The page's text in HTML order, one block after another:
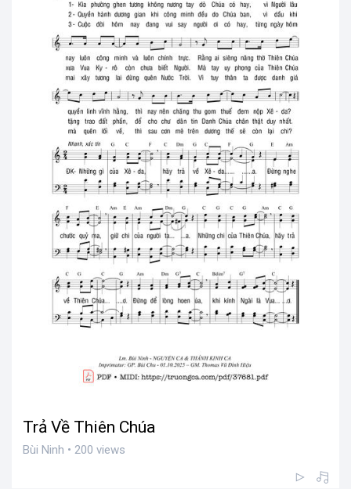
Trả Về Thiên Chúa
Bùi Ninh • 200 views